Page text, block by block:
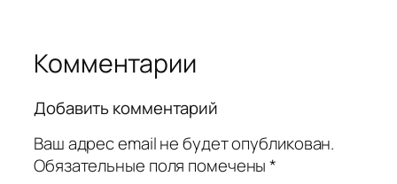
Комментарии
Добавить комментарий
Ваш адрес email не будет опубликован.
Обязательные поля помечены*